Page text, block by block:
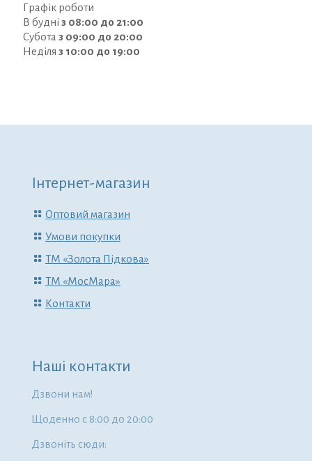
Графік роботи
В будні з 08:00 до 21:00
Субота з 09:00 до 20:00
Неділя з 10:00 до 19:00
Інтернет-магазин
Оптовий магазин
Умови покупки
ТМ «Золота Підкова»
ТМ «МосМара»
Контакти
Наші контакти
Дзвони нам!
Щоденно с 8:00 до 20:00
Дзвоніть сюди: